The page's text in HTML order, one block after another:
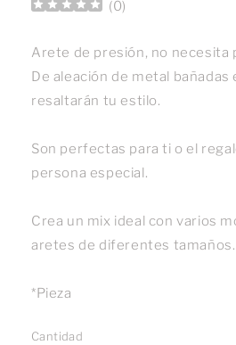
(0)
Arete de presión, no necesita
De aleación de metal bañadas
resaltarán tu estilo.
Son perfectas para ti o el
persona especial.
Crea un mix ideal con varios
aretes de diferentes tamaños.
*Pieza
Cantidad